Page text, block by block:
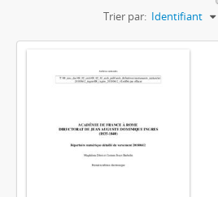
Trier par: Identifiant